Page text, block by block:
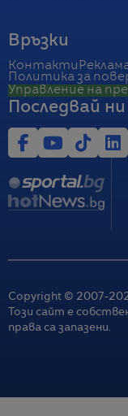
Връзки
Контакти
Политика за
Управление на
Последвай ни
Copyright © 2007-
Този сайт е
права са запазени.